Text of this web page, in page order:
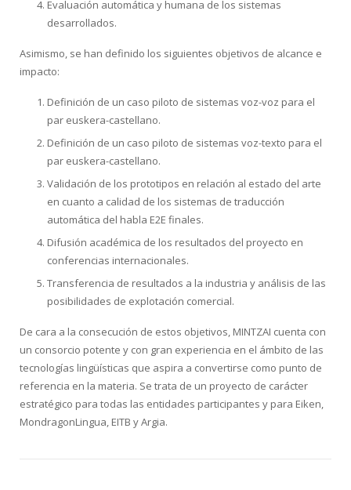
Evaluación automática y humana de los sistemas
desarrollados.
Asimismo, se han definido los siguientes objetivos de alcance e
impacto:
Definición de un caso piloto de sistemas voz-voz para el
par euskera-castellano.
Definición de un caso piloto de sistemas voz-texto para el
par euskera-castellano.
Validación de los prototipos en relación al estado del arte
en cuanto a calidad de los sistemas de traducción
automática del habla E2E finales.
Difusión académica de los resultados del proyecto en
conferencias internacionales.
Transferencia de resultados a la industria y análisis de las
posibilidades de explotación comercial.
De cara a la consecución de estos objetivos, MINTZAI cuenta con
un consorcio potente y con gran experiencia en el ámbito de las
tecnologías lingüísticas que aspira a convertirse como punto de
referencia en la materia. Se trata de un proyecto de carácter
estratégico para todas las entidades participantes y para Eiken,
MondragonLingua, EITB y Argia.